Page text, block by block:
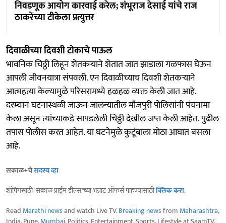
निवडणूक आयोग कारवाई करेल; शंभूराज देसाई यांचे राज
ठाकरेंच्या टीकेला प्रत्युत्तर
दिवाळीच्या दिवशी टोकाचे पाऊल
भावनिक चिठ्ठी लिहून शेतकऱ्याने शेतात जात झाडाला गळफास घेऊन
आपली जीवनयात्रा संपवली. एन दिवाळीच्याच दिवशी शेतकऱ्याने
आत्महत्या केल्यामुळे परिसरामध्ये हळहळ व्यक्त केली जात आहे.
दरम्यान घटनास्थळी जाऊन जालन्यातील मौजपुरी पोलिसांनी पंचनामा
केला असून त्यांच्याकडे सापडलेली चिठ्ठी देखील जप्त केली आहेत. पुढील
तपास पोलीस करत आहेत. या घटनेमुळे कुटूंबाला मोठा आघात बसला
आहे.
सकाळ+चेसदस्य व्हा
शॉपिंगसाठी 'सकाळ प्राईम डील्स'च्या भन्नाट ऑफर्स पाहण्यासाठीक्लिक करा.
Read Marathi newsand watch Live TV.Breaking newsfrom Maharashtra,